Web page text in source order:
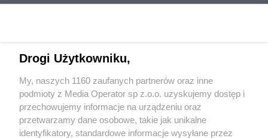
Wydawca mediówlokalnych
Drogi Użytkowniku,
My, naszych 1160 zaufanych partnerów oraz inne
podmioty z Media Operator sp z.o.o. uzyskujemy dostęp i
przechowujemy informacje na urządzeniu oraz
przetwarzamy dane osobowe, takie jak unikalne
identyfikatory, standardowe informacje wysyłane przez